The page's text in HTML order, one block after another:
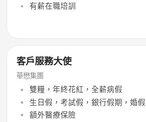
有薪在職培訓
客戶服務大使
華懋集團
雙糧，年終花紅，全薪病假
生日假，考試假，銀行假期，婚假
額外醫療保險